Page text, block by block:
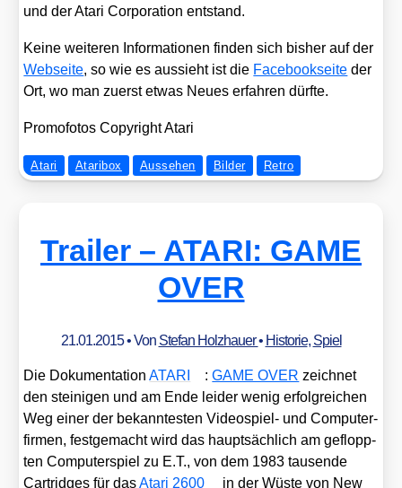
und der Ata­ri Cor­po­ra­ti­on ent­stand.
Kei­ne wei­te­ren Infor­ma­tio­nen fin­den sich bis­her auf der
Web­sei­te, so wie es aus­sieht ist die Face­book­sei­te der
Ort, wo man zuerst etwas Neu­es erfah­ren dürf­te.
Pro­mo­fo­tos Copy­right Ata­ri
Atari Ataribox Aussehen Bilder Retro
Trailer – ATARI: GAME
OVER
21.01.2015• Von Stefan Holzhauer• Historie, Spiel
Die Doku­men­ta­ti­onATARI :GAME OVER zeich­net
den stei­ni­gen und am Ende lei­der wenig erfolg­rei­chen
Weg einer der bekann­tes­ten Video­spiel- und Com­pu­ter­
fir­men, fest­ge­macht wird das haupt­säch­lich am geflopp­
ten Com­pu­ter­spiel zu E.T., von dem 1983 tau­sen­de
Car­tridges für dasAta­ri 2600 in der Wüs­te von New